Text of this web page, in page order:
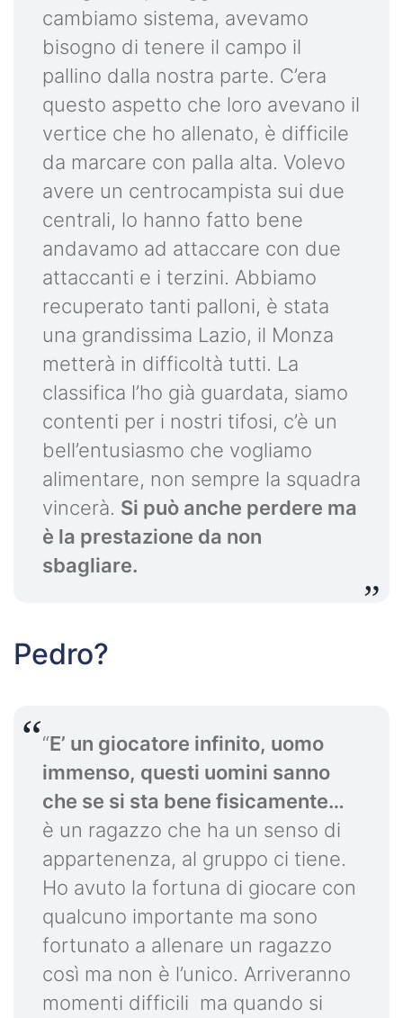
cambiamo sistema, avevamo
bisogno di tenere il campo il
pallino dalla nostra parte. C’era
questo aspetto che loro avevano il
vertice che ho allenato, è difficile
da marcare con palla alta. Volevo
avere un centrocampista sui due
centrali, lo hanno fatto bene
andavamo ad attaccare con due
attaccanti e i terzini. Abbiamo
recuperato tanti palloni, è stata
una grandissima Lazio, il Monza
metterà in difficoltà tutti. La
classifica l’ho già guardata, siamo
contenti per i nostri tifosi, c’è un
bell’entusiasmo che vogliamo
alimentare, non sempre la squadra
vincerà. Si può anche perdere ma
è la prestazione da non
sbagliare.
Pedro?
“E’ un giocatore infinito, uomo
immenso, questi uomini sanno
che se si sta bene fisicamente…
è un ragazzo che ha un senso di
appartenenza, al gruppo ci tiene.
Ho avuto la fortuna di giocare con
qualcuno importante ma sono
fortunato a allenare un ragazzo
così ma non è l’unico. Arriveranno
momenti difficili ma quando si